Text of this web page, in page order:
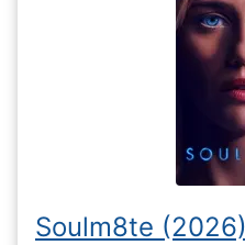
Soulm8te (2026)